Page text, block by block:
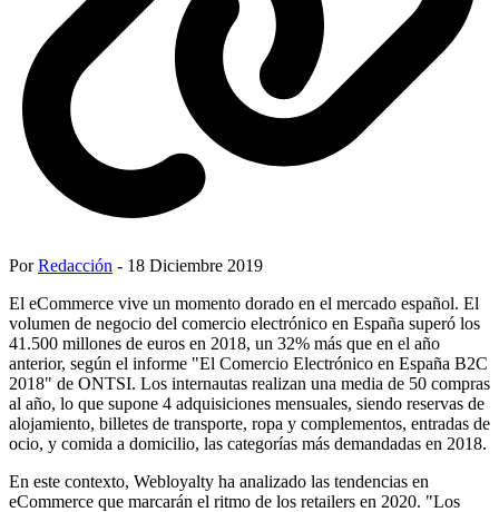
PorRedacción - 18 Diciembre 2019
El eCommerce vive un momento dorado en el mercado español. El
volumen de negocio del comercio electrónico en España superó los
41.500 millones de euros en 2018, un 32% más que en el año
anterior, según el informe "El Comercio Electrónico en España B2C
2018" de ONTSI. Los internautas realizan una media de 50 compras
al año, lo que supone 4 adquisiciones mensuales, siendo reservas de
alojamiento, billetes de transporte, ropa y complementos, entradas de
ocio, y comida a domicilio, las categorías más demandadas en 2018.
En este contexto, Webloyalty ha analizado las tendencias en
eCommerce que marcarán el ritmo de los retailers en 2020. "Los